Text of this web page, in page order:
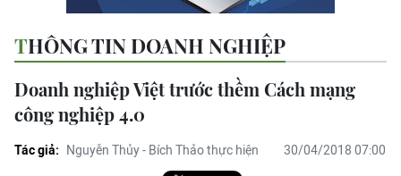
THÔNG TIN DOANH NGHIỆP
Doanh nghiệp Việt trước thềm Cách mạng
công nghiệp 4.0
Tác giả: Nguyễn Thủy - Bích Thảo thực hiện 30/04/2018 07:00